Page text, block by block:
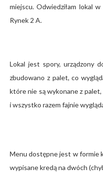
miejscu. Odwiedziłam lokal
Rynek 2 A.
Lokal jest spory, urządzony
zbudowano z palet, co
które nie są wykonane z
i wszystko razem fajnie
Menu dostępne jest w formie
wypisane kredą na dwóch